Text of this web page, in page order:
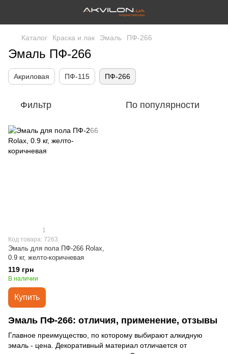
Каталог Краска и лак Эмаль ПФ-266
Эмаль ПФ-266
Акриловая ПФ-115 ПФ-266
Фильтр По популярности
1
Код товара: 7263
Эмаль для пола ПФ-266 Rolax,
0.9 кг, желто-коричневая
119 грн
В наличии
Купить
Эмаль ПФ-266: отличия, применение, отзывы
Главное преимущество, по которому выбирают алкидную
эмаль - цена. Декоративный материал отличается от